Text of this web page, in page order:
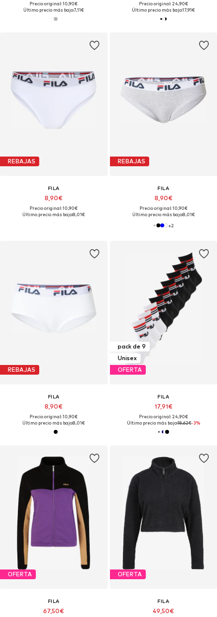
Precio original: 10,90€
Último precio más bajo:7,11€
Precio original: 24,90€
Último precio más bajo:17,91€
REBAJAS
FILA
8,90€
Precio original: 10,90€
Último precio más bajo:8,01€
REBAJAS
FILA
8,90€
Precio original: 10,90€
Último precio más bajo:8,01€
+2
REBAJAS
FILA
8,90€
Precio original: 10,90€
Último precio más bajo:8,01€
pack de 9
Unisex
OFERTA
FILA
17,91€
Precio original: 24,90€
Último precio más bajo:18,62€-3%
OFERTA
FILA
67,50€
OFERTA
FILA
49,50€